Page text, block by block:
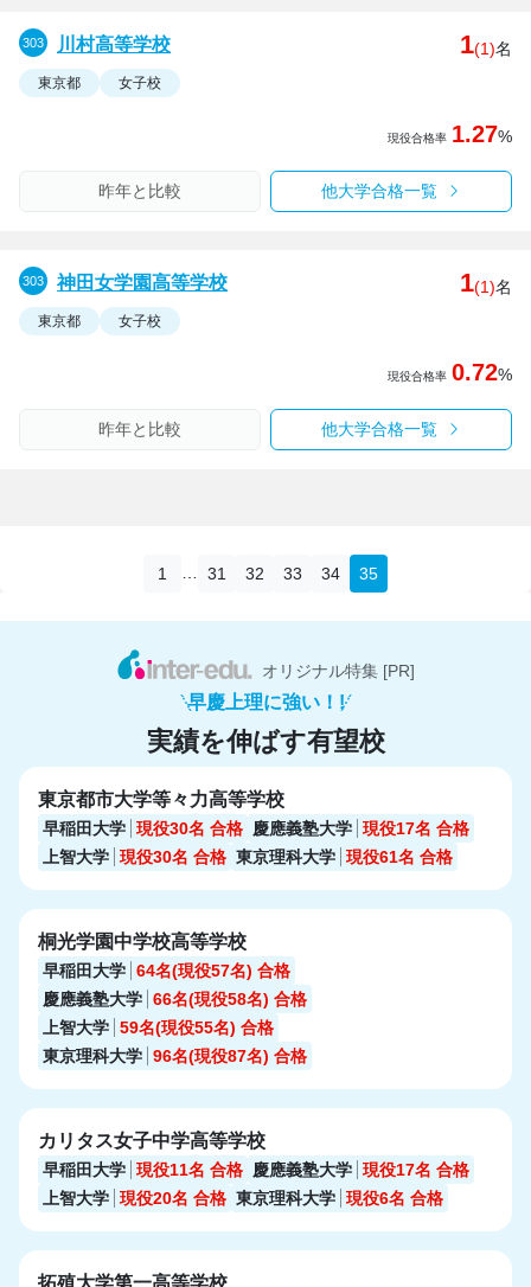
川村高等学校 1(1)名
東京都 女子校
現役合格率 1.27%
昨年と比較 他大学合格一覧
神田女学園高等学校 1(1)名
東京都 女子校
現役合格率 0.72%
昨年と比較 他大学合格一覧
1 … 31 32 33 34 35
オリジナル特集 [PR]
早慶上理に強い！!
実績を伸ばす有望校
東京都市大学等々力高等学校
早稲田大学 現役30名 合格 慶應義塾大学 現役17名 合格
上智大学 現役30名 合格 東京理科大学 現役61名 合格
桐光学園中学校高等学校
早稲田大学 64名(現役57名) 合格
慶應義塾大学 66名(現役58名) 合格
上智大学 59名(現役55名) 合格
東京理科大学 96名(現役87名) 合格
カリタス女子中学高等学校
早稲田大学 現役11名 合格 慶應義塾大学 現役17名 合格
上智大学 現役20名 合格 東京理科大学 現役6名 合格